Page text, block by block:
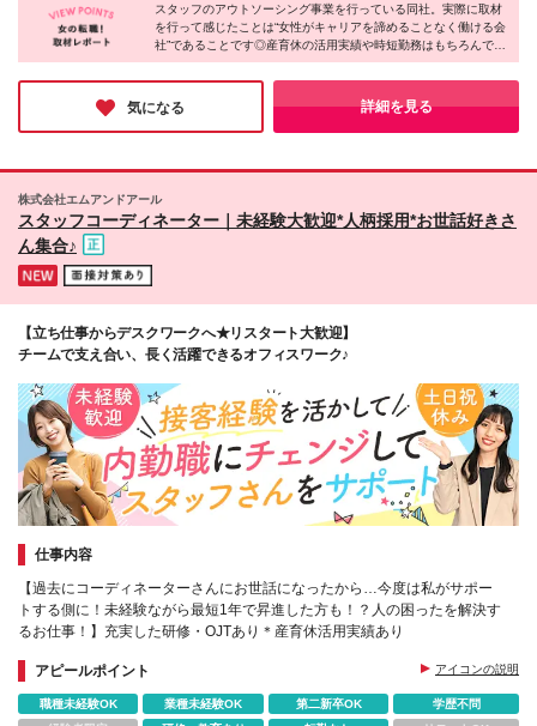
愛知県名古屋市中村区名駅南2-11-44 ＧＳ名駅南ビ
ル2階 ■大阪営業所 大阪府大阪市中央区道修町3-4-
11 新芝川ビル5階 500号室 ※入社後は関連会社
（株式会社エムアールエス）へ出向の可能性がござい
ます ∟東京都渋谷区千駄ヶ谷5-18-20 代々木フォレス
トビル6階 ※変更の範囲：上記を除く当社関連勤務地
スタッフのアウトソーシング事業を行っている同社。実際に取材
を行って感じたことは“女性がキャリアを諦めることなく働ける会
社”であることです◎産育休の活用実績や時短勤務はもちろんです
が、何事も相談しやすい雰囲気。ライフイベントを経ても活躍す
る女性が多く、「キャリアを諦めることなく活躍し続けたい」と
いうお気持ちの方が、安心して働き続けられる環境を整えられて
いました。
気になる 詳細を見る
株式会社エムアンドアール
スタッフコーディネーター｜未経験大歓迎*人柄採用*お世話好きさ
ん集合♪
【立ち仕事からデスクワークへ★リスタート大歓迎】
チームで支え合い、長く活躍できるオフィスワーク♪
仕事内容
【過去にコーディネーターさんにお世話になったから…今度は私がサポー
トする側に！未経験ながら最短1年で昇進した方も！？人の困ったを解決す
るお仕事！】充実した研修・OJTあり＊産育休活用実績あり
アピールポイント アイコンの説明
職種未経験OK 業種未経験OK 第二新卒OK
学歴不問